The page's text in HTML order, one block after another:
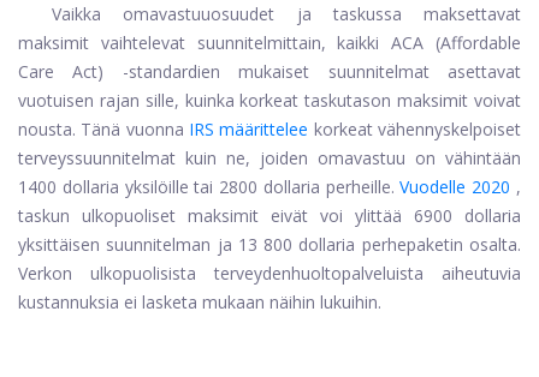
Vaikka omavastuuosuudet ja taskussa maksettavat
maksimit vaihtelevat suunnitelmittain, kaikki ACA (Affordable
Care Act) -standardien mukaiset suunnitelmat asettavat
vuotuisen rajan sille, kuinka korkeat taskutason maksimit voivat
nousta. Tänä vuonna IRS määrittelee korkeat vähennyskelpoiset
terveyssuunnitelmat kuin ne, joiden omavastuu on vähintään
1400 dollaria yksilöille tai 2800 dollaria perheille. Vuodelle 2020 ,
taskun ulkopuoliset maksimit eivät voi ylittää 6900 dollaria
yksittäisen suunnitelman ja 13 800 dollaria perhepaketin osalta.
Verkon ulkopuolisista terveydenhuoltopalveluista aiheutuvia
kustannuksia ei lasketa mukaan näihin lukuihin.